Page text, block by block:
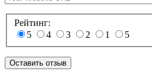
Рейтинг:
5
4 3 2 1 5